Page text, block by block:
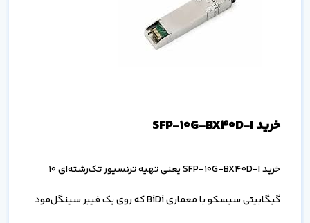
خرید SFP-10G-BX40D-I
خرید SFP-10G-BX40D-I یعنی تهیه ترنسیور تک‌رشته‌ای ۱۰
گیگابیتی سیسکو با معماری BiDi که روی یک فیبر سینگل‌مود